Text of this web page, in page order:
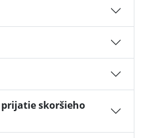
prijatie skoršieho